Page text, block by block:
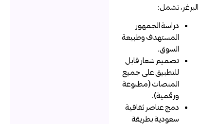
البرغر، تشمل:
دراسة الجمهور
المستهدف وطبيعة
السوق.
تصميم شعار قابل
للتطبيق على جميع
المنصات (مطبوعة
ورقمية).
دمج عناصر ثقافية
سعودية بطريقة